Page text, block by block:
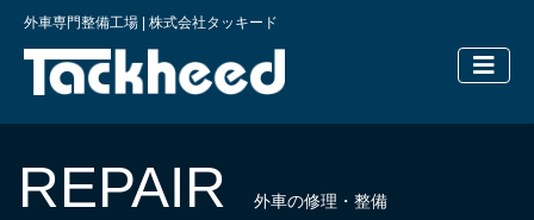
外車専門整備工場 | 株式会社タッキード
横浜の外
REPAIR 外車の修理・整備